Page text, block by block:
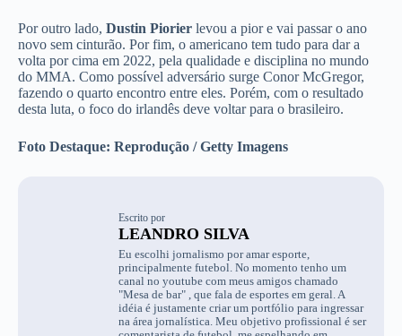
Por outro lado, Dustin Piorier levou a pior e vai passar o ano
novo sem cinturão. Por fim, o americano tem tudo para dar a
volta por cima em 2022, pela qualidade e disciplina no mundo
do MMA. Como possível adversário surge Conor McGregor,
fazendo o quarto encontro entre eles. Porém, com o resultado
desta luta, o foco do irlandês deve voltar para o brasileiro.
Foto Destaque: Reprodução / Getty Imagens
Escrito por
LEANDRO SILVA
Eu escolhi jornalismo por amar esporte,
principalmente futebol. No momento tenho um
canal no youtube com meus amigos chamado
"Mesa de bar" , que fala de esportes em geral. A
idéia é justamente criar um portfólio para ingressar
na área jornalística. Meu objetivo profissional é ser